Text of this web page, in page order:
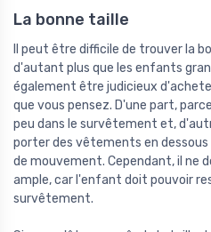
La bonne taille
Il peut être difficile de trouver la
d'autant plus que les enfants
également être judicieux
que vous pensez. D'une part,
peu dans le survêtement et,
porter des vêtements en
de mouvement. Cependant, il ne
ample, car l'enfant doit pouvoir
survêtement.